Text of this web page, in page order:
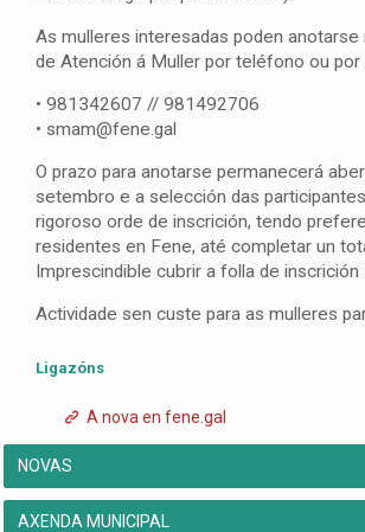
As mulleres interesadas poden anotarse
de Atención á Muller por teléfono ou
• 981342607 // 981492706
• smam@fene.gal
O prazo para anotarse permanecerá
setembro e a selección das
rigoroso orde de inscrición, tendo
residentes en Fene, até completar un
Imprescindible cubrir a folla de
Actividade sen custe para as mulleres
Ligazóns
A nova en fene.gal
NOVAS
AXENDA MUNICIPAL